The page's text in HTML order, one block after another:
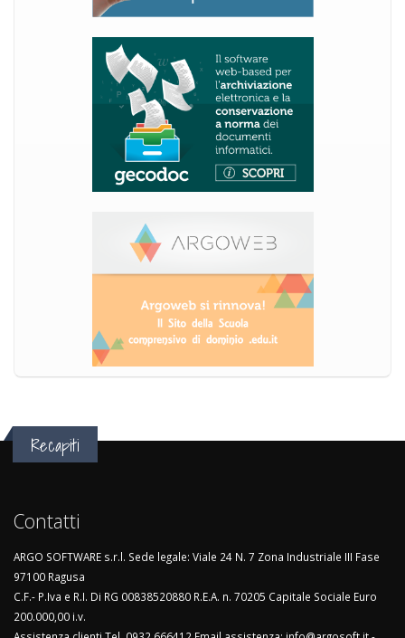
Recapiti
Contatti
ARGO SOFTWARE s.r.l. Sede legale: Viale 24 N. 7 Zona Industriale III Fase
97100 Ragusa
C.F.- P.Iva e R.I. Di RG 00838520880 R.E.A. n. 70205 Capitale Sociale Euro
200.000,00 i.v.